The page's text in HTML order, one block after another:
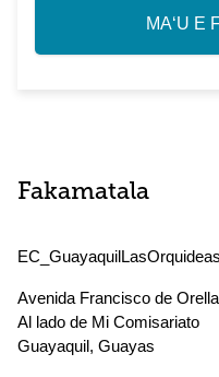
MAʻU E
Fakamatala
Avenida Francisco de
Al lado de Mi Comisariato
Guayaquil, Guayas